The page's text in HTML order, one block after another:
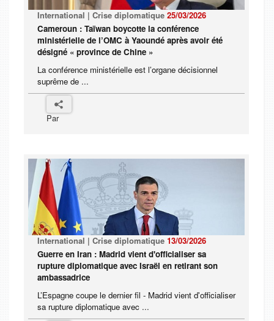
International | Crise diplomatique 25/03/2026
Cameroun : Taïwan boycotte la conférence
ministérielle de l’OMC à Yaoundé après avoir été
désigné « province de Chine »
La conférence ministérielle est l’organe décisionnel
suprême de ...
Par
International | Crise diplomatique 13/03/2026
Guerre en Iran : Madrid vient d'officialiser sa
rupture diplomatique avec Israël en retirant son
ambassadrice
L’Espagne coupe le dernier fil - Madrid vient d'officialiser
sa rupture diplomatique avec ...